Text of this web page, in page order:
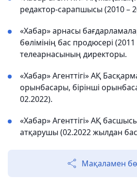
редактор-сарапшысы (2010 –
«Хабар» арнасы
бөлімінің бас продюсері
телеарнасының директоры.
«Хабар» Агенттігі» АҚ
орынбасары, бірінші
02.2022).
«Хабар» Агенттігі» АҚ
атқарушы (02.2022 жылдан
Мақаламен